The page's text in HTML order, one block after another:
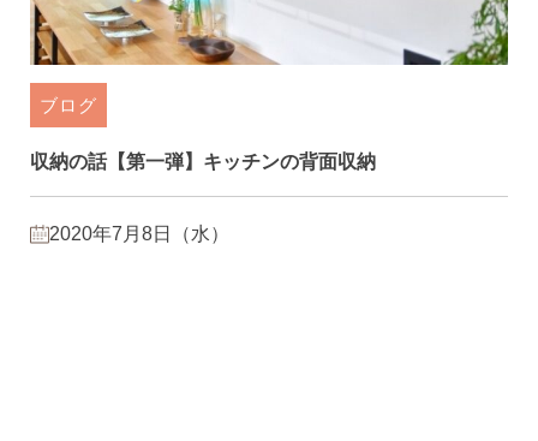
ブログ
収納の話【第一弾】キッチンの背面収納
2020年7月8日（水）